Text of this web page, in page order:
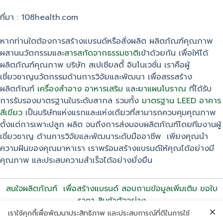
ที่มา : 108health.com
หากท่านใตต้องการสร้างแบรนด์หรือสั่งผลิต ผลิตภัณฑ์คุณภาพ
ผสานนวัตกรรมและสารสกัดจากธรรมชาติเข้าด้วยกัน เพื่อให้ได้
ผลิตภัณฑ์คุณภาพ บริษัท สเปเชียลตี้ อินโนเวชั่น เราคือผู้
เชี่ยวชาญนวัตกรรมด้านการวิจัยและพัฒนา เพื่อสรรสร้าง
ผลิตภัณฑ์ เครื่องสำอาง อาหารเสริม และยาแผนโบราณ ที่ได้รับ
การรับรองมาตรฐานในระดับสากล รวมทั้ง มาตรฐาน LEED อาคาร
สีเขียว เป็นบริษัทแห่งแรกและแห่งเดียวที่สามารถควบคุมคุณภาพ
ตั้งแต่การเพาะปลูก ผลิต จนถึงการส่งมอบผลิตภัณฑ์โดยทีมงานผู้
เชี่ยวชาญ ด้านการวิจัยและพัฒนาระดับมืออาชีพ เพียงคุณนำ
ความฝันของคุณมาหาเรา เราพร้อมสร้างแบรนด์ให้คุณได้อย่างมี
คุณภาพ และประสบความสำเร็จได้อย่างยั่งยืน
สนใจผลิตภัณฑ์ เพื่อสร้างแบรนด์ สอบถามข้อมูลเพิ่มเติม ขอใบ
ราคา สินค้าตัวอย่าง
Tel. 02-313-3456, 095-597-6666
เราใช้คุกกี้เพื่อพัฒนาประสิทธิภาพ และประสบการณ์ที่ดีในการใช้